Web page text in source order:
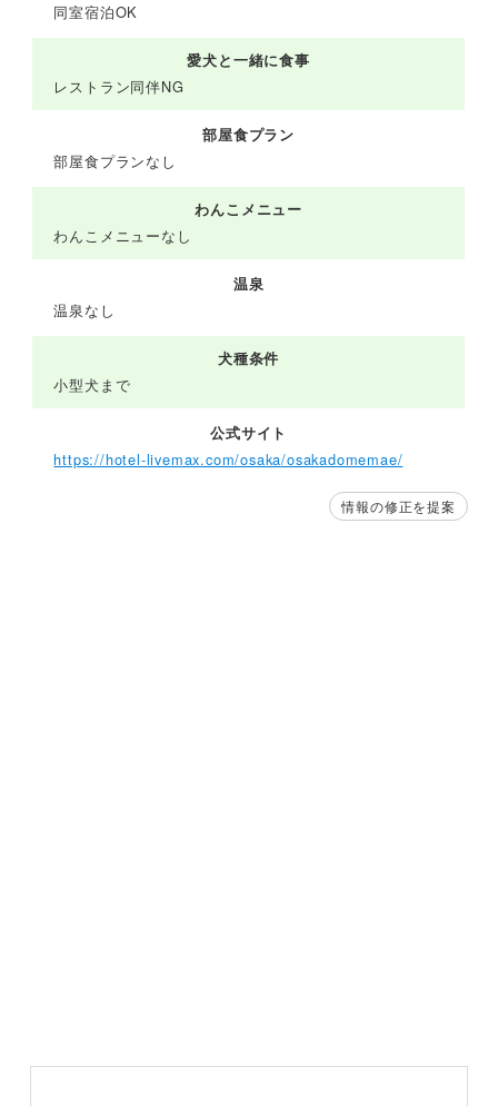
同室宿泊OK
愛犬と一緒に食事
レストラン同伴NG
部屋食プラン
部屋食プランなし
わんこメニュー
わんこメニューなし
温泉
温泉なし
犬種条件
小型犬まで
公式サイト
https://hotel-livemax.com/osaka/osakadomemae/
情報の修正を提案